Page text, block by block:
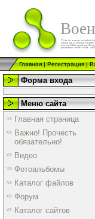
Главная|Регистрация|
Форма входа
Меню сайта
Главная страница
Важно! Прочесть
обязательно!
Видео
Фотоальбомы
Каталог файлов
Форум
Каталог сайтов